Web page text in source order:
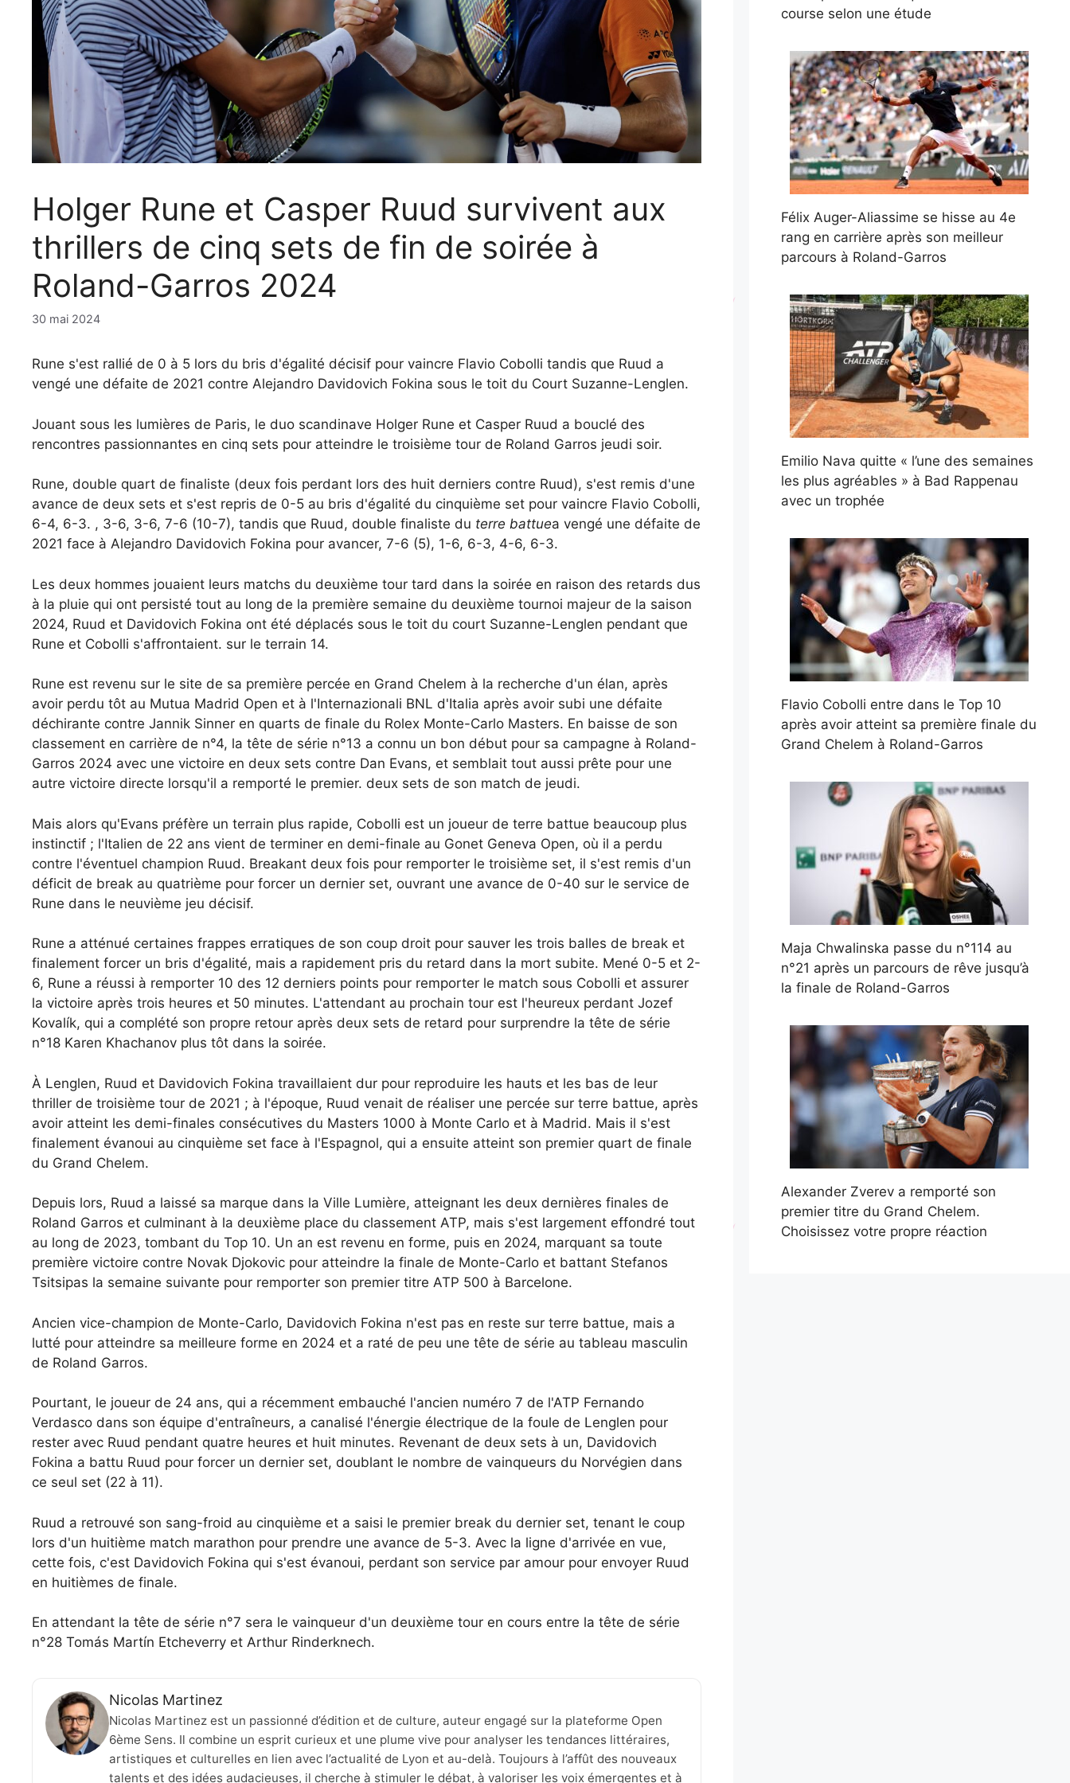
Holger Rune et Casper Ruud survivent aux
thrillers de cinq sets de fin de soirée à
Roland-Garros 2024
30 mai 2024
Rune s'est rallié de 0 à 5 lors du bris d'égalité décisif pour vaincre Flavio Cobolli tandis que Ruud a
vengé une défaite de 2021 contre Alejandro Davidovich Fokina sous le toit du Court Suzanne-Lenglen.
Jouant sous les lumières de Paris, le duo scandinave Holger Rune et Casper Ruud a bouclé des
rencontres passionnantes en cinq sets pour atteindre le troisième tour de Roland Garros jeudi soir.
Rune, double quart de finaliste (deux fois perdant lors des huit derniers contre Ruud), s'est remis d'une
avance de deux sets et s'est repris de 0-5 au bris d'égalité du cinquième set pour vaincre Flavio Cobolli,
6-4, 6-3. , 3-6, 3-6, 7-6 (10-7), tandis que Ruud, double finaliste du terre battuea vengé une défaite de
2021 face à Alejandro Davidovich Fokina pour avancer, 7-6 (5), 1-6, 6-3, 4-6, 6-3.
Les deux hommes jouaient leurs matchs du deuxième tour tard dans la soirée en raison des retards dus
à la pluie qui ont persisté tout au long de la première semaine du deuxième tournoi majeur de la saison
2024, Ruud et Davidovich Fokina ont été déplacés sous le toit du court Suzanne-Lenglen pendant que
Rune et Cobolli s'affrontaient. sur le terrain 14.
Rune est revenu sur le site de sa première percée en Grand Chelem à la recherche d'un élan, après
avoir perdu tôt au Mutua Madrid Open et à l'Internazionali BNL d'Italia après avoir subi une défaite
déchirante contre Jannik Sinner en quarts de finale du Rolex Monte-Carlo Masters. En baisse de son
classement en carrière de n°4, la tête de série n°13 a connu un bon début pour sa campagne à Roland-
Garros 2024 avec une victoire en deux sets contre Dan Evans, et semblait tout aussi prête pour une
autre victoire directe lorsqu'il a remporté le premier. deux sets de son match de jeudi.
Mais alors qu'Evans préfère un terrain plus rapide, Cobolli est un joueur de terre battue beaucoup plus
instinctif ; l'Italien de 22 ans vient de terminer en demi-finale au Gonet Geneva Open, où il a perdu
contre l'éventuel champion Ruud. Breakant deux fois pour remporter le troisième set, il s'est remis d'un
déficit de break au quatrième pour forcer un dernier set, ouvrant une avance de 0-40 sur le service de
Rune dans le neuvième jeu décisif.
Rune a atténué certaines frappes erratiques de son coup droit pour sauver les trois balles de break et
finalement forcer un bris d'égalité, mais a rapidement pris du retard dans la mort subite. Mené 0-5 et 2-
6, Rune a réussi à remporter 10 des 12 derniers points pour remporter le match sous Cobolli et assurer
la victoire après trois heures et 50 minutes. L'attendant au prochain tour est l'heureux perdant Jozef
Kovalík, qui a complété son propre retour après deux sets de retard pour surprendre la tête de série
n°18 Karen Khachanov plus tôt dans la soirée.
À Lenglen, Ruud et Davidovich Fokina travaillaient dur pour reproduire les hauts et les bas de leur
thriller de troisième tour de 2021 ; à l'époque, Ruud venait de réaliser une percée sur terre battue, après
avoir atteint les demi-finales consécutives du Masters 1000 à Monte Carlo et à Madrid. Mais il s'est
finalement évanoui au cinquième set face à l'Espagnol, qui a ensuite atteint son premier quart de finale
du Grand Chelem.
Depuis lors, Ruud a laissé sa marque dans la Ville Lumière, atteignant les deux dernières finales de
Roland Garros et culminant à la deuxième place du classement ATP, mais s'est largement effondré tout
au long de 2023, tombant du Top 10. Un an est revenu en forme, puis en 2024, marquant sa toute
première victoire contre Novak Djokovic pour atteindre la finale de Monte-Carlo et battant Stefanos
Tsitsipas la semaine suivante pour remporter son premier titre ATP 500 à Barcelone.
Ancien vice-champion de Monte-Carlo, Davidovich Fokina n'est pas en reste sur terre battue, mais a
lutté pour atteindre sa meilleure forme en 2024 et a raté de peu une tête de série au tableau masculin
de Roland Garros.
Pourtant, le joueur de 24 ans, qui a récemment embauché l'ancien numéro 7 de l'ATP Fernando
Verdasco dans son équipe d'entraîneurs, a canalisé l'énergie électrique de la foule de Lenglen pour
rester avec Ruud pendant quatre heures et huit minutes. Revenant de deux sets à un, Davidovich
Fokina a battu Ruud pour forcer un dernier set, doublant le nombre de vainqueurs du Norvégien dans
ce seul set (22 à 11).
Ruud a retrouvé son sang-froid au cinquième et a saisi le premier break du dernier set, tenant le coup
lors d'un huitième match marathon pour prendre une avance de 5-3. Avec la ligne d'arrivée en vue,
cette fois, c'est Davidovich Fokina qui s'est évanoui, perdant son service par amour pour envoyer Ruud
en huitièmes de finale.
En attendant la tête de série n°7 sera le vainqueur d'un deuxième tour en cours entre la tête de série
n°28 Tomás Martín Etcheverry et Arthur Rinderknech.
Nicolas Martinez
Nicolas Martinez est un passionné d’édition et de culture, auteur engagé sur la plateforme Open
6ème Sens. Il combine un esprit curieux et une plume vive pour analyser les tendances littéraires,
artistiques et culturelles en lien avec l’actualité de Lyon et au-delà. Toujours à l’affût des nouveaux
talents et des idées audacieuses, il cherche à stimuler le débat, à valoriser les voix émergentes et à
course selon une étude
Félix Auger-Aliassime se hisse au 4e
rang en carrière après son meilleur
parcours à Roland-Garros
Emilio Nava quitte « l’une des semaines
les plus agréables » à Bad Rappenau
avec un trophée
Flavio Cobolli entre dans le Top 10
après avoir atteint sa première finale du
Grand Chelem à Roland-Garros
Maja Chwalinska passe du n°114 au
n°21 après un parcours de rêve jusqu’à
la finale de Roland-Garros
Alexander Zverev a remporté son
premier titre du Grand Chelem.
Choisissez votre propre réaction